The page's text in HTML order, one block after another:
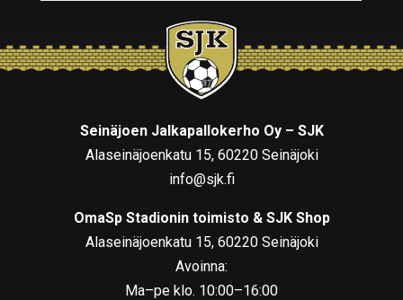
Seinäjoen Jalkapallokerho Oy – SJK
Alaseinäjoenkatu 15, 60220 Seinäjoki
info@sjk.fi
OmaSp Stadionin toimisto & SJK Shop
Alaseinäjoenkatu 15, 60220 Seinäjoki
Avoinna:
Ma–pe klo. 10:00–16:00